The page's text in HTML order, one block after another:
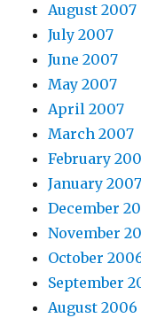
August 2007
July 2007
June 2007
May 2007
April 2007
March 2007
February
January 2007
December
November
October
September
August 2006